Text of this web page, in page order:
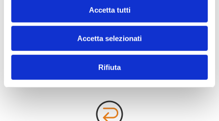
Accetta tutti
Accetta selezionati
Rifiuta
e Telefono